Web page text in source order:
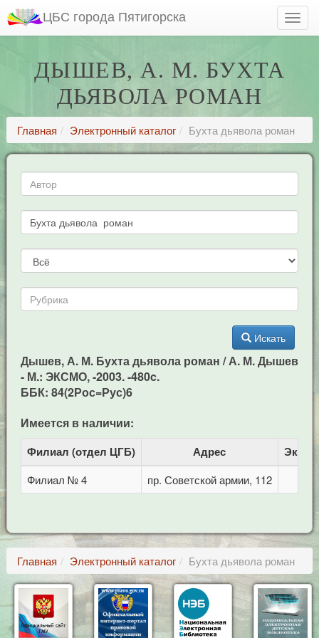
ЦБС города Пятигорска
ДЫШЕВ, А. М. БУХТА
ДЬЯВОЛА РОМАН
Главная Электронный каталог Бухта дьявола роман
Искать
Дышев, А. М. Бухта дьявола роман / А. М. Дышев
- М.: ЭКСМО, -2003. -480c.
ББК: 84(2Рос=Рус)6
Имеется в наличии:
Филиал (отдел ЦГБ) Адрес
Филиал № 4 пр. Советской армии, 112
Главная Электронный каталог Бухта дьявола роман